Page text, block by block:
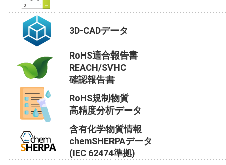
3D-CADデータ
RoHS適合報告書
REACH/SVHC
確認報告書
RoHS規制物質
高精度分析データ
含有化学物質情報
chemSHERPAデータ
(IEC 62474準拠)